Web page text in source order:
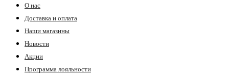
О нас
Доставка и оплата
Наши магазины
Новости
Акции
Программа лояльности